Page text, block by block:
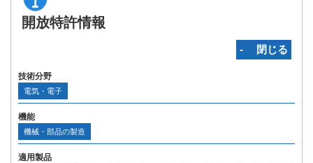
開放特許情報
‐ 閉じる
技術分野
電気・電子
機能
機械・部品の製造
適用製品